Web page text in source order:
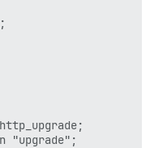
"upgrade";